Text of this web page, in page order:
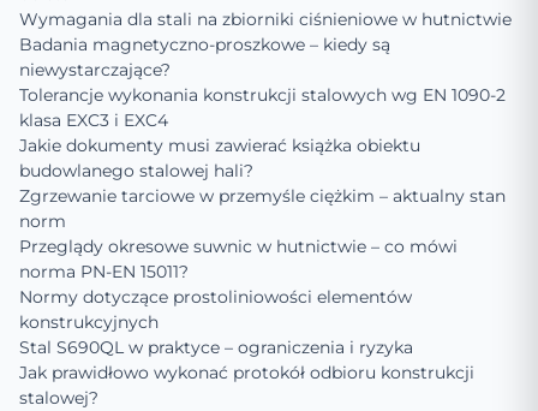
Wymagania dla stali na zbiorniki ciśnieniowe w hutnictwie
Badania magnetyczno-proszkowe – kiedy są
niewystarczające?
Tolerancje wykonania konstrukcji stalowych wg EN 1090-2
klasa EXC3 i EXC4
Jakie dokumenty musi zawierać książka obiektu
budowlanego stalowej hali?
Zgrzewanie tarciowe w przemyśle ciężkim – aktualny stan
norm
Przeglądy okresowe suwnic w hutnictwie – co mówi
norma PN-EN 15011?
Normy dotyczące prostoliniowości elementów
konstrukcyjnych
Stal S690QL w praktyce – ograniczenia i ryzyka
Jak prawidłowo wykonać protokół odbioru konstrukcji
stalowej?